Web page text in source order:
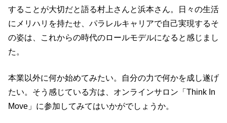
することが大切だと語る村上さんと浜本さん。日々の生活
にメリハリを持たせ、パラレルキャリアで自己実現するそ
の姿は、これからの時代のロールモデルになると感じまし
た。
本業以外に何か始めてみたい。自分の力で何かを成し遂げ
たい。そう感じている方は、オンラインサロン「Think In
Move」に参加してみてはいかがでしょうか。